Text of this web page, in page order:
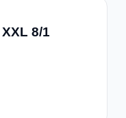
8/1